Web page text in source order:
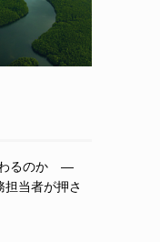
わるのか ―
当者が押さ